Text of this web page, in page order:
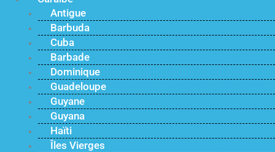
Antigue
Barbuda
Cuba
Barbade
Dominique
Guadeloupe
Guyane
Guyana
Haïti
Îles Vierges